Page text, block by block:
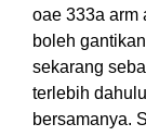
oae 333a arm
boleh
sekarang
terlebih
bersamanya.